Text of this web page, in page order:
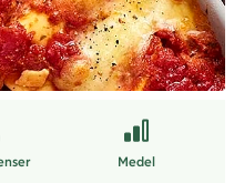
Medel